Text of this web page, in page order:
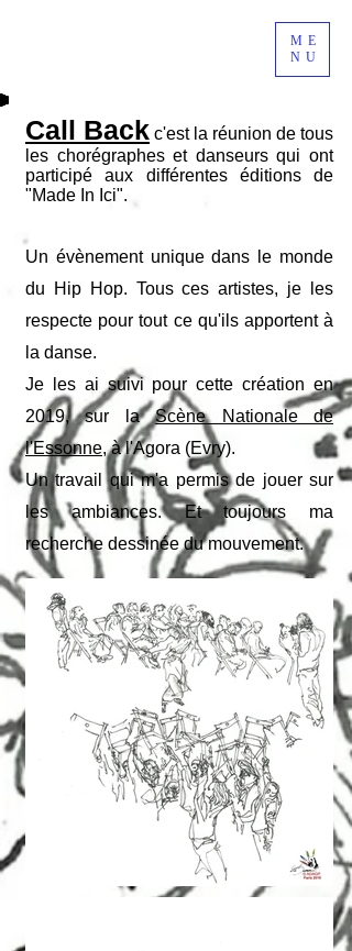
ME
NU
Call Back c'est la réunion de tous
les chorégraphes et danseurs qui ont
participé aux différentes éditions de
"Made In Ici".
Un évènement unique dans le monde
du Hip Hop. Tous ces artistes, je les
respecte pour tout ce qu'ils apportent à
la danse.
Je les ai suivi pour cette création en
2019, sur laScène Nationale de
l'Essonne, à l'Agora (Evry).
Un travail qui m'a permis de jouer sur
les ambiances. Et toujours ma
recherche dessinée du mouvement.